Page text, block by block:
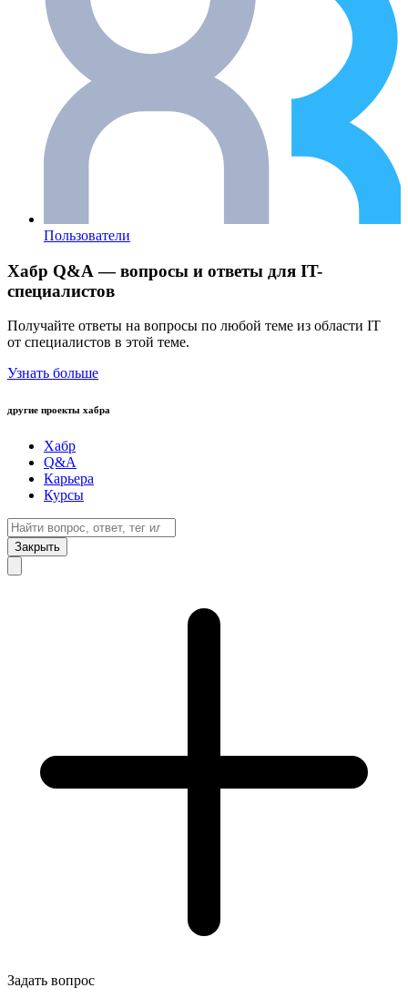
Пользователи
Хабр Q&A — вопросы и ответы для IT-
специалистов
Получайте ответы на вопросы по любой теме из области IT
от специалистов в этой теме.
Узнать больше
другие проекты хабра
Хабр
Q&A
Карьера
Курсы
Закрыть
Задать вопрос